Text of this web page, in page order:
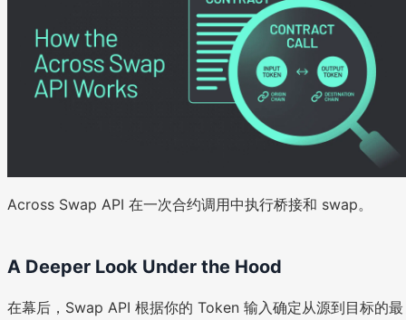
Across Swap API 在一次合约调用中执行桥接和 swap。
A Deeper Look Under the Hood
在幕后，Swap API 根据你的 Token 输入确定从源到目标的最